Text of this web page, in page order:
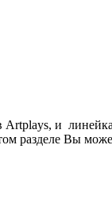
и
разделе Вы